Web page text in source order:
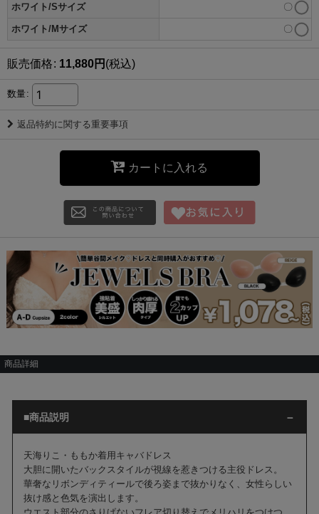
ホワイト/Sサイズ 〇
ホワイト/Mサイズ 〇
販売価格: 11,880円 (税込)
数量:
返品特約に関する重要事項
カートに入れる
商品詳細
■商品説明
天海りこ・ももか着用キャバドレス
大胆に開いたバックスタイルが視線を惹きつける主役ドレス。
華奢なリボンディティールで後ろ姿まで抜かりなく、女性らしい
抜け感と色気を演出します。